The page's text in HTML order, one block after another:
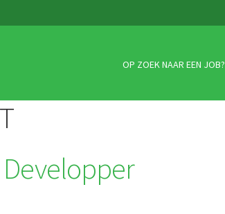
OP ZOEK NAAR EEN JOB?